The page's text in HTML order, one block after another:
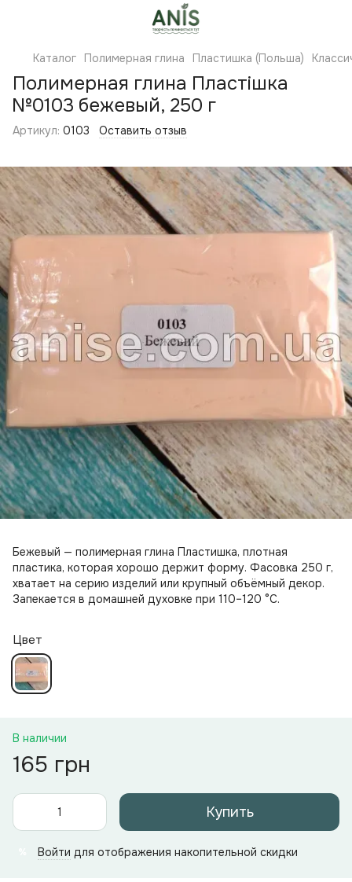
Каталог Полимерная глина Пластишка (Польша)
Полимерная глина Пластішка
№0103 бежевый, 250 г
Артикул: 0103 Оставить отзыв
Бежевый — полимерная глина Пластишка, плотная
пластика, которая хорошо держит форму. Фасовка 250 г,
хватает на серию изделий или крупный объёмный декор.
Запекается в домашней духовке при 110–120 °C.
Цвет
В наличии
165 грн
Купить
Войти для отображения накопительной скидки